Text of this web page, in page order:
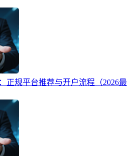
正规平台推荐与开户流程（2026最